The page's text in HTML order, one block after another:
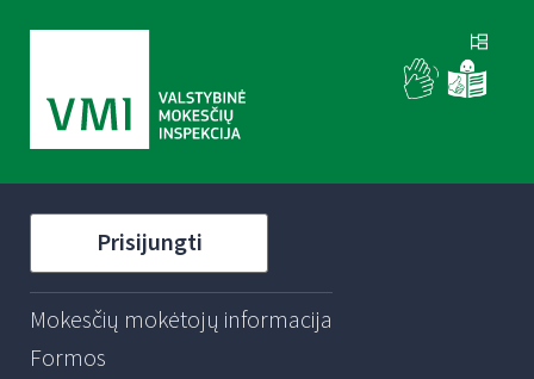
Prisijungti
Mokesčių mokėtojų informacija
Formos